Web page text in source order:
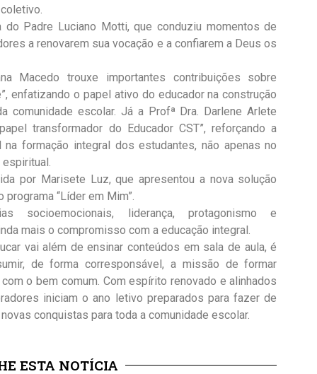
Padre Luciano Motti, que conduziu momentos de
a renovarem sua vocação e a confiarem a Deus os
Macedo trouxe importantes contribuições sobre
enfatizando o papel ativo do educador na construção
escolar. Já a Profª Dra. Darlene Arlete
transformador do Educador CST”, reforçando a
formação integral dos estudantes, não apenas no
por Marisete Luz, que apresentou a nova solução
“Líder em Mim”.
socioemocionais, liderança, protagonismo e
mais o compromisso com a educação integral.
vai além de ensinar conteúdos em sala de aula, é
de forma corresponsável, a missão de formar
o bem comum. Com espírito renovado e alinhados
iniciam o ano letivo preparados para fazer de
conquistas para toda a comunidade escolar.
ESTA NOTÍCIA